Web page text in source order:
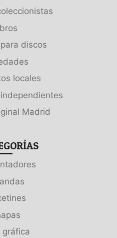
discos
locales
Madrid
gráfica